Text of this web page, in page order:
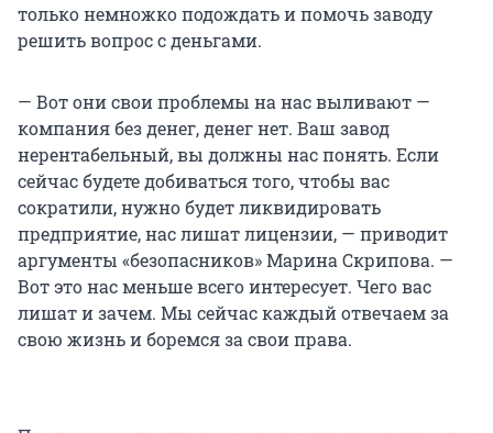
только немножко подождать и помочь заводу
решить вопрос с деньгами.
— Вот они свои проблемы на нас выливают —
компания без денег, денег нет. Ваш завод
нерентабельный, вы должны нас понять. Если
сейчас будете добиваться того, чтобы вас
сократили, нужно будет ликвидировать
предприятие, нас лишат лицензии, — приводит
аргументы «безопасников» Марина Скрипова. —
Вот это нас меньше всего интересует. Чего вас
лишат и зачем. Мы сейчас каждый отвечаем за
свою жизнь и боремся за свои права.